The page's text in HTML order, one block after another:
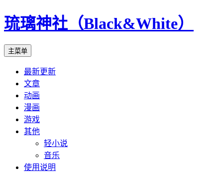
琉璃神社（Black&White）
搜
主菜单
正
文
最新更新
文章
动画
漫画
游戏
其他
轻小说
音乐
使用说明